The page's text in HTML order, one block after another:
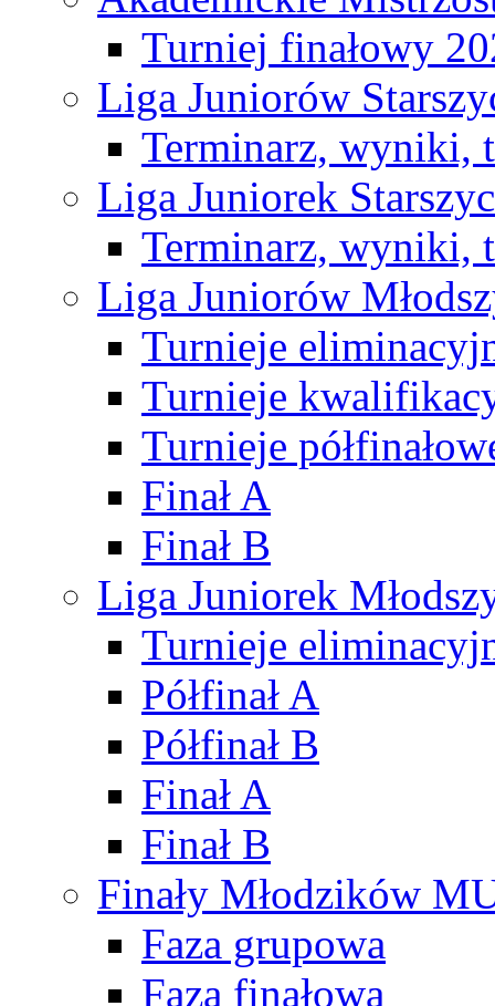
Turniej finałowy
Liga Juniorów
Terminarz, wyniki,
Liga Juniorek
Terminarz, wyniki,
Liga Juniorów
Turnieje
Turnieje
Turnieje
Finał A
Finał B
Liga Juniorek
Turnieje
Półfinał A
Półfinał B
Finał A
Finał B
Finały Młodzików
Faza grupowa
Faza finałowa